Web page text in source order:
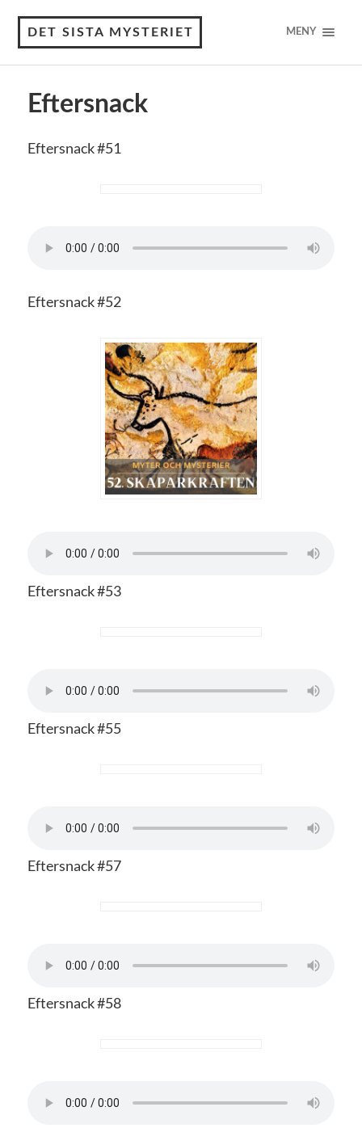
DET SISTA MYSTERIET MENY
Eftersnack
Eftersnack #51
Eftersnack #52
Eftersnack #53
Eftersnack #55
Eftersnack #57
Eftersnack #58